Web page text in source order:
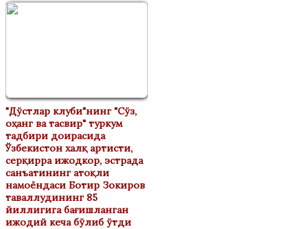
"Дўстлар клуби"нинг "Сўз,
оҳанг ва тасвир" туркум
тадбири доирасида
Ўзбекистон халқ артисти,
серқирра ижодкор, эстрада
санъатининг атоқли
намоёндаси Ботир Зокиров
таваллудининг 85
йиллигига бағишланган
ижодий кеча бўлиб ўтди